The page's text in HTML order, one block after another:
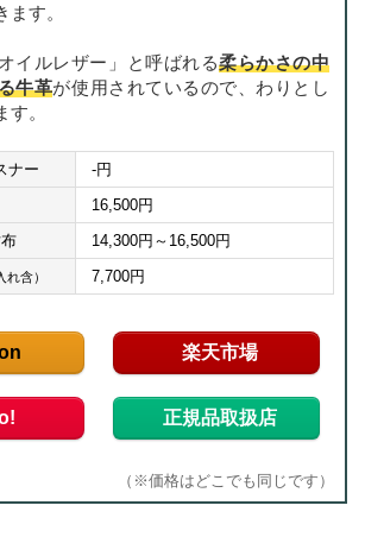
ます。
イルレザー」と呼ばれる柔らかさの中
牛革が使用されているので、わりとし
す。
ナー
-円
16,500円
14,300円～16,500円
れ含） 7,700円
楽天市場
正規品取扱店
（※価格はどこでも同じです）